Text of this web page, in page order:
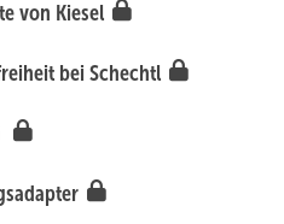
von Kiesel
t bei Schechtl